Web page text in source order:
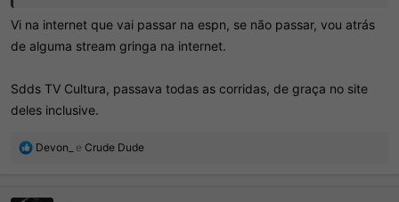
Vi na internet que vai passar na espn, se não passar, vou atrás
de alguma stream gringa na internet.
Sdds TV Cultura, passava todas as corridas, de graça no site
deles inclusive.
R
ç
Devon_ e Crude Dude